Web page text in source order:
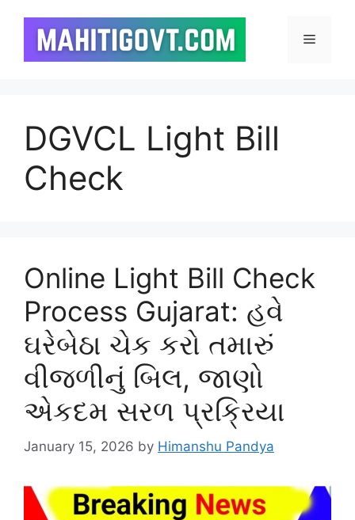
content
Menu
DGVCL Light Bill
Check
Online Light Bill Check
Process Gujarat: હવે
ઘરેબેઠા ચેક કરો તમારું
વીજળીનું બિલ, જાણો
એકદમ સરળ પ્રક્રિયા
January 15, 2026 by Himanshu Pandya